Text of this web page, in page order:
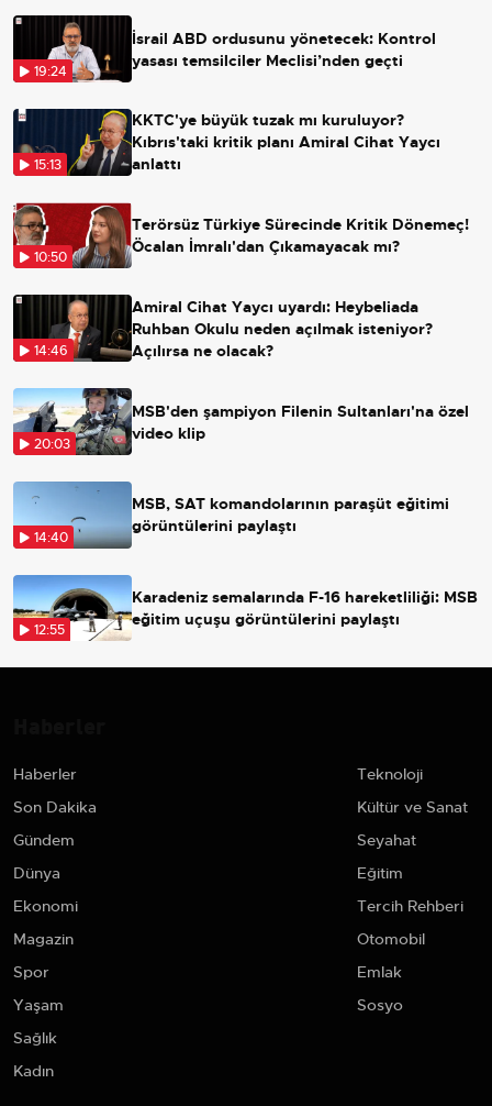
19:24
İsrail ABD ordusunu yönetecek: Kontrol
yasası temsilciler Meclisi’nden geçti
15:13
KKTC'ye büyük tuzak mı kuruluyor?
Kıbrıs'taki kritik planı Amiral Cihat Yaycı
anlattı
10:50
Terörsüz Türkiye Sürecinde Kritik Dönemeç!
Öcalan İmralı'dan Çıkamayacak mı?
14:46
Amiral Cihat Yaycı uyardı: Heybeliada
Ruhban Okulu neden açılmak isteniyor?
Açılırsa ne olacak?
20:03
MSB'den şampiyon Filenin Sultanları'na özel
video klip
14:40
MSB, SAT komandolarının paraşüt eğitimi
görüntülerini paylaştı
12:55
Karadeniz semalarında F-16 hareketliliği: MSB
eğitim uçuşu görüntülerini paylaştı
Haberler
Son Dakika
Gündem
Dünya
Ekonomi
Magazin
Spor
Yaşam
Sağlık
Kadın
Teknoloji
Kültür ve Sanat
Seyahat
Eğitim
Tercih Rehberi
Otomobil
Emlak
Sosyo